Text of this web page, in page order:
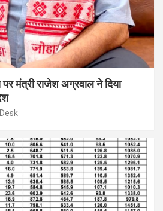
पर मंत्री राजेश अग्रवाल ने दिया